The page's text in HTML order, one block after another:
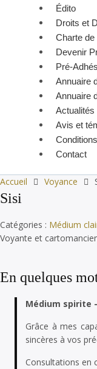
Édito
Droits et
Charte de
Devenir
Pré-
Annuaire
Annuaire
Actualités
Avis et
Contact
Accueil Voyance
Sisi
Catégories : Médium
Voyante et
En quelques
Médium spirite
Grâce à mes
sincères à vos
Consultations en